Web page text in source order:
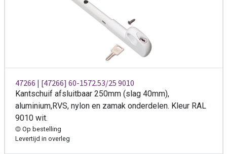
47266 | [47266] 60-1572.53/25 9010
Kantschuif afsluitbaar 250mm (slag 40mm),
aluminium,RVS, nylon en zamak onderdelen. Kleur RAL
9010 wit.
Op bestelling
Levertijd in overleg